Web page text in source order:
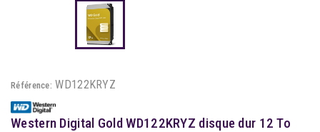
Référence: WD122KRYZ
Western Digital Gold WD122KRYZ disque dur 12 To